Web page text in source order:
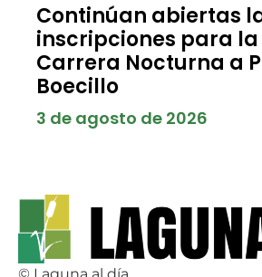
Continúan abiertas
inscripciones para la
Carrera Nocturna a
Boecillo
3 de agosto de 2026